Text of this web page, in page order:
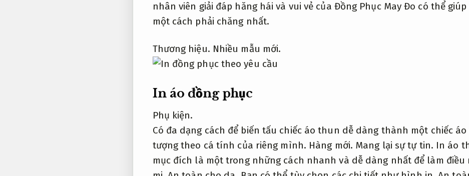
nhân viên giải đáp hăng hái và vui vẻ của Đồng Phục May Đo có thể giúp
một cách phải chăng nhất.
Thương hiệu. Nhiều mẫu mới.
In áo đồng phục
Phụ kiện.
Có đa dạng cách để biến tấu chiếc áo thun dễ dàng thành một chiếc áo
tượng theo cá tính của riêng mình. Hàng mới. Mang lại sự tự tin. In áo
mục đích là một trong những cách nhanh và dễ dàng nhất để làm điều